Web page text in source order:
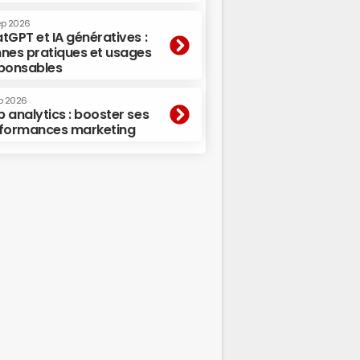
2026
et IA génératives :
pratiques et usages
2026
analytics : booster ses
marketing